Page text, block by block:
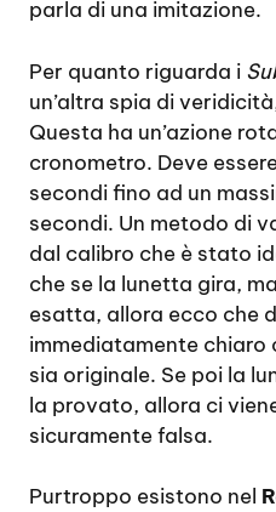
parla di una imitazione.
Per quanto riguarda i
un’altra spia di
Questa ha un’azione
cronometro. Deve
secondi fino ad un
secondi. Un metodo di
dal calibro che è stato
che se la lunetta gira,
esatta, allora ecco che
immediatamente chiaro
sia originale. Se poi la
la provato, allora ci
sicuramente falsa.
Purtroppo esistono nel